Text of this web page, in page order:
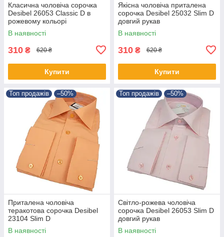
Класична чоловіча сорочка
Desibel 26053 Classic D в
рожевому кольорі
В наявності
310 ₴ 620 ₴
Купити
Якісна чоловіча приталена
сорочка Desibel 25032 Slim D
довгий рукав
В наявності
310 ₴ 620 ₴
Купити
Топ продажів –50%
Приталена чоловіча
теракотова сорочка Desibel
23104 Slim D
В наявності
Топ продажів –50%
Світло-рожева чоловіча
сорочка Desibel 26053 Slim D
довгий рукав
В наявності